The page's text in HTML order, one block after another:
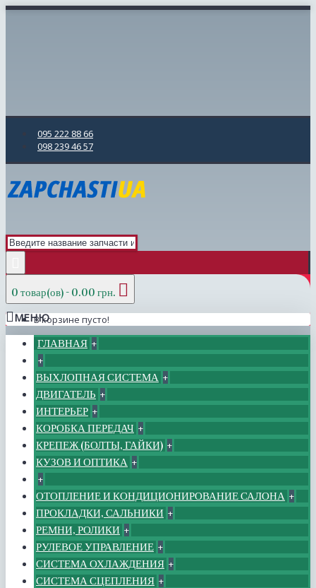
095 222 88 66
098 239 46 57
0 товар(ов) - 0.00 грн.
В корзине пусто!
МЕНЮ
ГЛАВНАЯ +
+
ВЫХЛОПНАЯ СИСТЕМА +
ДВИГАТЕЛЬ +
ИНТЕРЬЕР +
КОРОБКА ПЕРЕДАЧ +
КРЕПЕЖ (БОЛТЫ, ГАЙКИ) +
КУЗОВ И ОПТИКА +
+
ОТОПЛЕНИЕ И КОНДИЦИОНИРОВАНИЕ САЛОНА +
ПРОКЛАДКИ, САЛЬНИКИ +
РЕМНИ, РОЛИКИ +
РУЛЕВОЕ УПРАВЛЕНИЕ +
СИСТЕМА ОХЛАЖДЕНИЯ +
СИСТЕМА СЦЕПЛЕНИЯ +